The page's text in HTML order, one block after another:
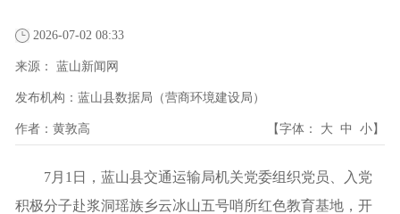
2026-07-02 08:33
来源： 蓝山新闻网
发布机构： 蓝山县数据局（营商环境建设局）
作者： 黄敦高 【字体： 大 中 小】
7月1日，蓝山县交通运输局机关党委组织党员、入党
积极分子赴浆洞瑶族乡云冰山五号哨所红色教育基地，开